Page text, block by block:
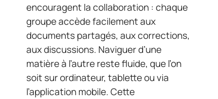
encouragent la collaboration : chaque
groupe accède facilement aux
documents partagés, aux corrections,
aux discussions. Naviguer d’une
matière à l’autre reste fluide, que l’on
soit sur ordinateur, tablette ou via
l’application mobile. Cette